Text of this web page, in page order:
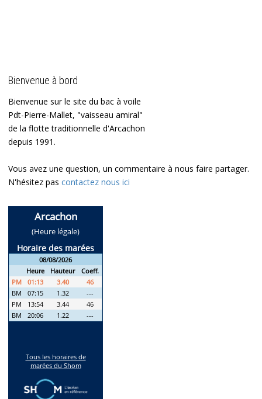
Bienvenue à bord
Bienvenue sur le site du bac à voile
Pdt-Pierre-Mallet, "vaisseau amiral"
de la flotte traditionnelle d'Arcachon
depuis 1991.
Vous avez une question, un commentaire à nous faire partager.
N'hésitez pas contactez nous ici